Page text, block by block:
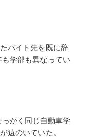
バイト先を既に辞
学部も異なってい
かく同じ自動車学
遠のいていた。